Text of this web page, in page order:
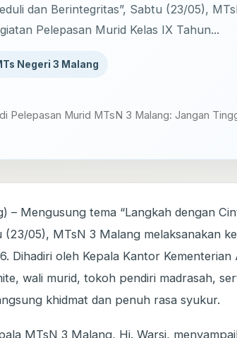
dan Berintegritas”, Sabtu (23/05),
Pelepasan Murid Kelas IX Tahun...
Negeri 3 Malang
Pelepasan Murid MTsN 3 Malang: Jangan
– Mengusung tema “Langkah dengan
(23/05), MTsN 3 Malang melaksanakan
Dihadiri oleh Kepala Kantor
wali murid, tokoh pendiri madrasah,
khidmat dan penuh rasa syukur.
MTsN 3 Malang, Hj. Warsi,